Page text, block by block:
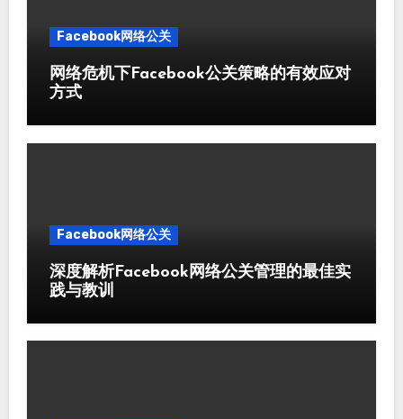
Facebook网络公关
网络危机下Facebook公关策略的有效应对
方式
Facebook网络公关
深度解析Facebook网络公关管理的最佳实
践与教训